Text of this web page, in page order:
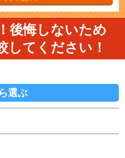
後悔しないため
してください！
選ぶ